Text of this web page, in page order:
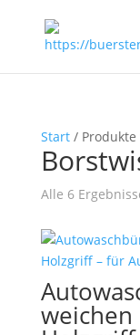
Start/ Produkte
Alle 6
weichen